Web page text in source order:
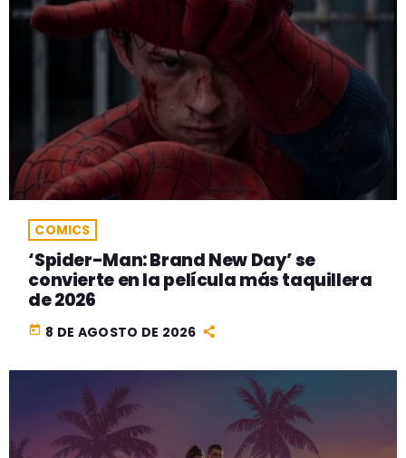
COMICS
‘Spider-Man: Brand New Day’ se
convierte en la película más taquillera
de 2026
today 8 DE AGOSTO DE 2026